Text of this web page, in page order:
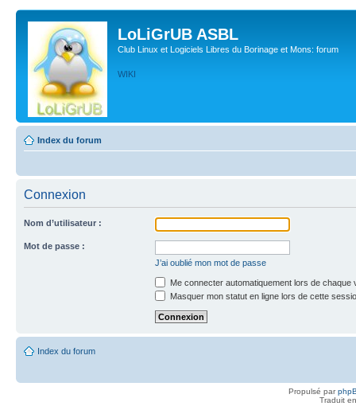
LoLiGrUB ASBL
Club Linux et Logiciels Libres du Borinage et Mons: forum
WIKI
Index du forum
Connexion
Nom d’utilisateur :
Mot de passe :
J’ai oublié mon mot de passe
Me connecter automatiquement lors de chaque
Masquer mon statut en ligne lors de cette
Index du forum
Propulsé par
Traduit